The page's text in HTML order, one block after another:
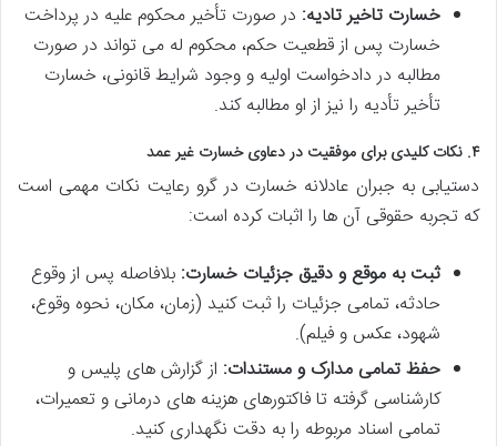
خسارت تاخیر تادیه: در صورت تأخیر محکوم علیه در پرداخت
خسارت پس از قطعیت حکم، محکوم له می تواند در صورت
مطالبه در دادخواست اولیه و وجود شرایط قانونی، خسارت
تأخیر تأدیه را نیز از او مطالبه کند.
۴. نکات کلیدی برای موفقیت در دعاوی خسارت غیر عمد
دستیابی به جبران عادلانه خسارت در گرو رعایت نکات مهمی است
که تجربه حقوقی آن ها را اثبات کرده است:
ثبت به موقع و دقیق جزئیات خسارت: بلافاصله پس از وقوع
حادثه، تمامی جزئیات را ثبت کنید (زمان، مکان، نحوه وقوع،
شهود، عکس و فیلم).
حفظ تمامی مدارک و مستندات: از گزارش های پلیس و
کارشناسی گرفته تا فاکتورهای هزینه های درمانی و تعمیرات،
تمامی اسناد مربوطه را به دقت نگهداری کنید.